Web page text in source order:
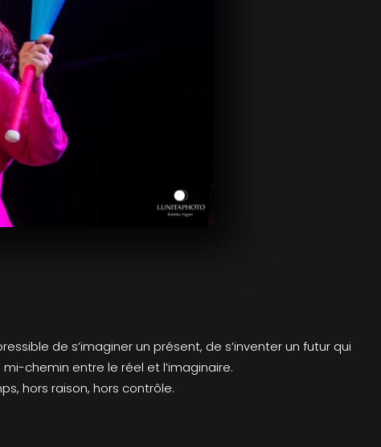
de s’imaginer un présent, de s’inventer un futur qui
chemin entre le réel et l’imaginaire.
hors raison, hors contrôle.